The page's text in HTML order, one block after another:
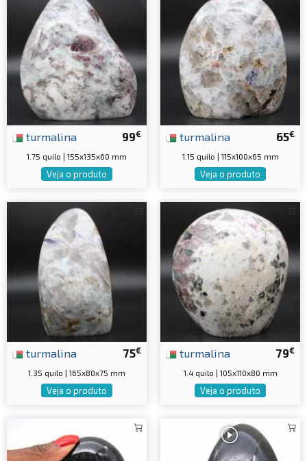
99€
turmalina
1.75 quilo | 155x135x60 mm
Veja o produto
65€
turmalina
1.15 quilo | 115x100x65 mm
Veja o produto
75€
turmalina
1.35 quilo | 165x80x75 mm
Veja o produto
79€
turmalina
1.4 quilo | 105x110x80 mm
Veja o produto